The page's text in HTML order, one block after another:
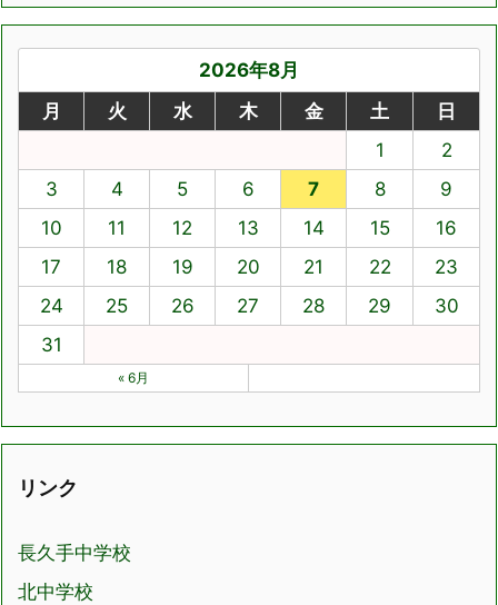
2026年8月
月
火 水 木 金 土
日
1
2
3
4 5 6 7 8
9
10
11 12 13 14 15
16
17
18 19 20 21 22
23
24
25 26 27 28 29
30
31
« 6月
リンク
長久手中学校
北中学校